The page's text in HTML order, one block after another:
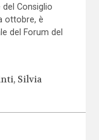
Consiglio
ottobre, è
del Forum del
Silvia